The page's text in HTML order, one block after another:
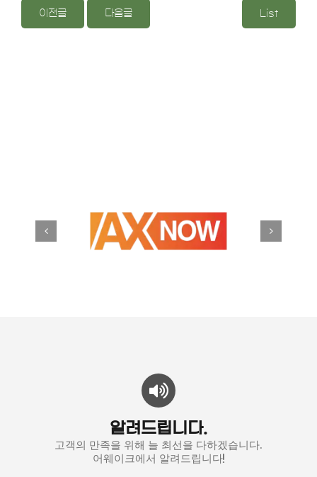
이전글 다음글 List
알려드립니다.
고객의 만족을 위해 늘 최선을 다하겠습니다.
어웨이크에서 알려드립니다!